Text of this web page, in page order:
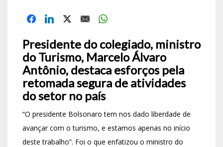
Presidente do colegiado, ministro
do Turismo, Marcelo Álvaro
Antônio, destaca esforços pela
retomada segura de atividades
do setor no país
“O presidente Bolsonaro tem nos dado liberdade de
avançar com o turismo, e estamos apenas no início
deste trabalho”. Foi o que enfatizou o ministro do